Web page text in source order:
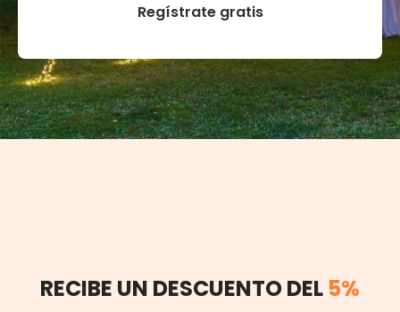
Regístrate gratis
RECIBE UN DESCUENTO DEL 5%